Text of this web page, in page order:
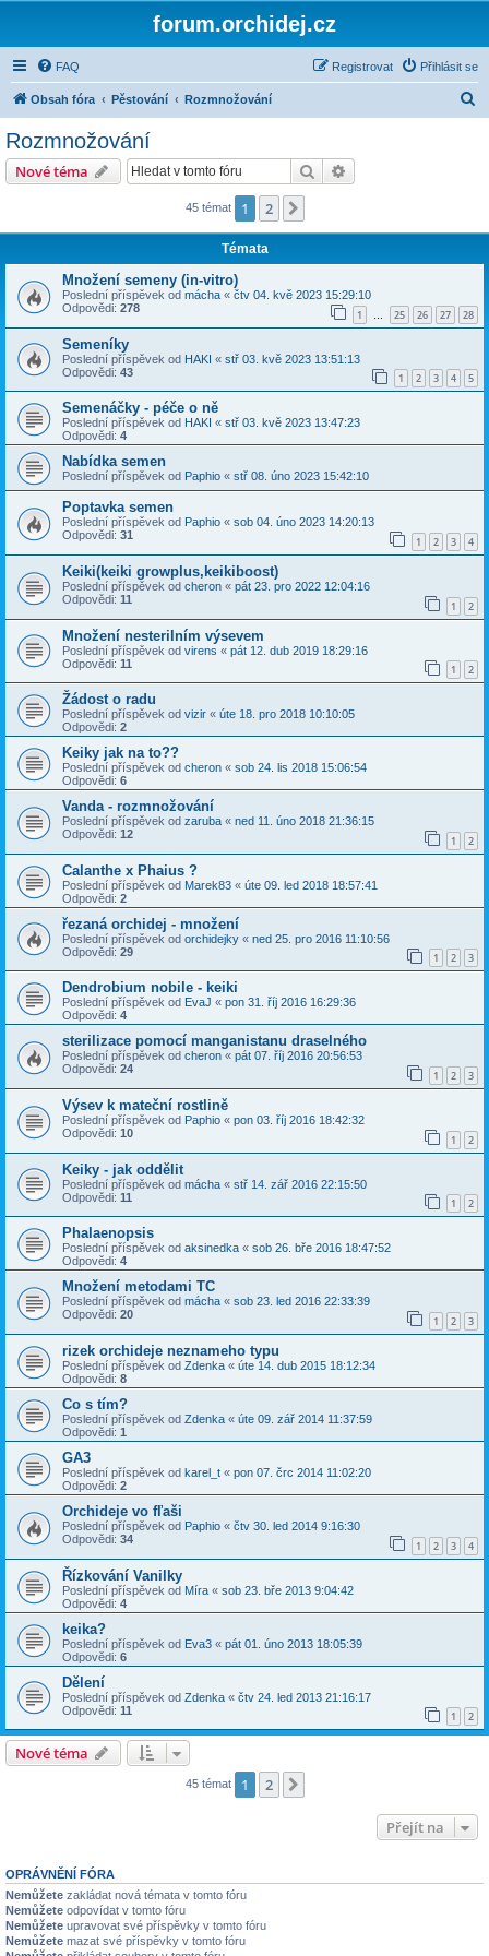
forum.orchidej.cz
FAQ Přihlásit se
Registrovat
Obsah fóra Pěstování Rozmnožování
Rozmnožování
Nové téma Hledat
45 témat 1 2
Témata
Množení semeny (in-vitro)
Poslední příspěvek od mácha « čtv 04. kvě 2023 15:29:10
Odpovědi: 278 1 … 25 26 27 28
Semeníky
Poslední příspěvek od HAKI « stř 03. kvě 2023 13:51:13
Odpovědi: 43 1 2 3 4 5
Semenáčky - péče o ně
Poslední příspěvek od HAKI « stř 03. kvě 2023 13:47:23
Odpovědi: 4
Nabídka semen
Poslední příspěvek od Paphio « stř 08. úno 2023 15:42:10
Poptavka semen
Poslední příspěvek od Paphio « sob 04. úno 2023 14:20:13
Odpovědi: 31 1 2 3 4
Keiki(keiki growplus,keikiboost)
Poslední příspěvek od cheron « pát 23. pro 2022 12:04:16
Odpovědi: 11 1 2
Množení nesterilním výsevem
Poslední příspěvek od virens « pát 12. dub 2019 18:29:16
Odpovědi: 11 1 2
Žádost o radu
Poslední příspěvek od vizir « úte 18. pro 2018 10:10:05
Odpovědi: 2
Keiky jak na to??
Poslední příspěvek od cheron « sob 24. lis 2018 15:06:54
Odpovědi: 6
Vanda - rozmnožování
Poslední příspěvek od zaruba « ned 11. úno 2018 21:36:15
Odpovědi: 12 1 2
Calanthe x Phaius ?
Poslední příspěvek od Marek83 « úte 09. led 2018 18:57:41
Odpovědi: 2
řezaná orchidej - množení
Poslední příspěvek od orchidejky « ned 25. pro 2016 11:10:56
Odpovědi: 29 1 2 3
Dendrobium nobile - keiki
Poslední příspěvek od EvaJ « pon 31. říj 2016 16:29:36
Odpovědi: 4
sterilizace pomocí manganistanu draselného
Poslední příspěvek od cheron « pát 07. říj 2016 20:56:53
Odpovědi: 24 1 2 3
Výsev k mateční rostlině
Poslední příspěvek od Paphio « pon 03. říj 2016 18:42:32
Odpovědi: 10 1 2
Keiky - jak oddělit
Poslední příspěvek od mácha « stř 14. zář 2016 22:15:50
Odpovědi: 11 1 2
Phalaenopsis
Poslední příspěvek od aksinedka « sob 26. bře 2016 18:47:52
Odpovědi: 4
Množení metodami TC
Poslední příspěvek od mácha « sob 23. led 2016 22:33:39
Odpovědi: 20 1 2 3
rizek orchideje neznameho typu
Poslední příspěvek od Zdenka « úte 14. dub 2015 18:12:34
Odpovědi: 8
Co s tím?
Poslední příspěvek od Zdenka « úte 09. zář 2014 11:37:59
Odpovědi: 1
GA3
Poslední příspěvek od karel_t « pon 07. črc 2014 11:02:20
Odpovědi: 2
Orchideje vo fľaši
Poslední příspěvek od Paphio « čtv 30. led 2014 9:16:30
Odpovědi: 34 1 2 3 4
Řízkování Vanilky
Poslední příspěvek od Míra « sob 23. bře 2013 9:04:42
Odpovědi: 4
keika?
Poslední příspěvek od Eva3 « pát 01. úno 2013 18:05:39
Odpovědi: 6
Dělení
Poslední příspěvek od Zdenka « čtv 24. led 2013 21:16:17
Odpovědi: 11 1 2
Nové téma
45 témat 1 2
Přejít na
OPRÁVNĚNÍ FÓRA
Nemůžete zakládat nová témata v tomto fóru
Nemůžete odpovídat v tomto fóru
Nemůžete upravovat své příspěvky v tomto fóru
Nemůžete mazat své příspěvky v tomto fóru